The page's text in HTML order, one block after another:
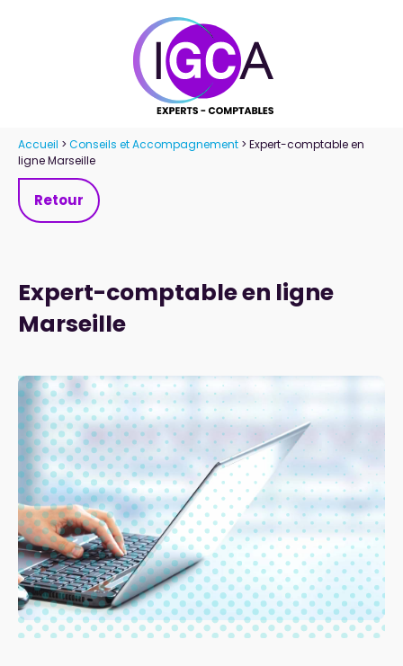
Accueil > Conseils et Accompagnement > Expert-comptable en
ligne Marseille
Retour
Expert-comptable en ligne
Marseille